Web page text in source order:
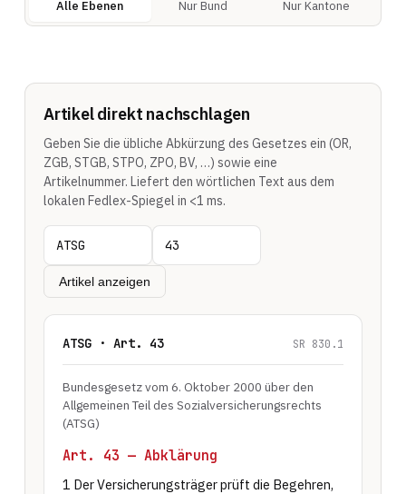
Alle Ebenen Nur Bund Nur Kantone
Artikel direkt nachschlagen
Geben Sie die übliche Abkürzung des Gesetzes ein (OR,
ZGB, STGB, STPO, ZPO, BV, …) sowie eine
Artikelnummer. Liefert den wörtlichen Text aus dem
lokalen Fedlex-Spiegel in <1 ms.
Artikel anzeigen
ATSG · Art. 43 SR 830.1
Bundesgesetz vom 6. Oktober 2000 über den
Allgemeinen Teil des Sozialversicherungsrechts
(ATSG)
Art. 43 — Abklärung
1 Der Versicherungsträger prüft die Begehren,